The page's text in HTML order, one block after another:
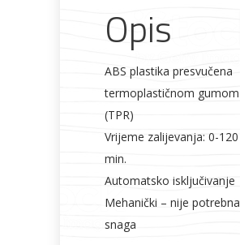
Opis
ABS plastika presvučena
termoplastičnom gumom
(TPR)
Vrijeme zalijevanja: 0-120
min.
Automatsko isključivanje
Mehanički – nije potrebna
snaga